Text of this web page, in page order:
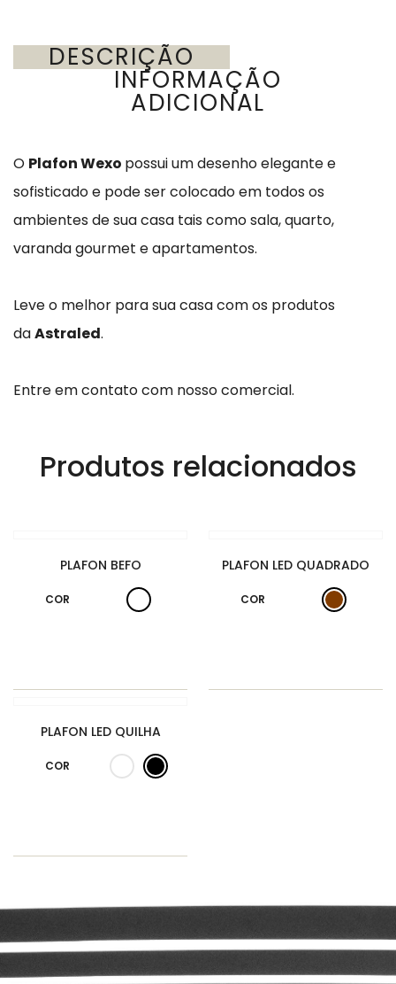
DESCRIÇÃO
INFORMAÇÃO
ADICIONAL
O Plafon Wexo possui um desenho elegante e
sofisticado e pode ser colocado em todos os
ambientes de sua casa tais como sala, quarto,
varanda gourmet e apartamentos.
Leve o melhor para sua casa com os produtos
daAstraled.
Entre em contato com nosso comercial.
Produtos relacionados
PLAFON BEFO
COR
PLAFON LED QUADRADO
COR
PLAFON LED QUILHA
COR